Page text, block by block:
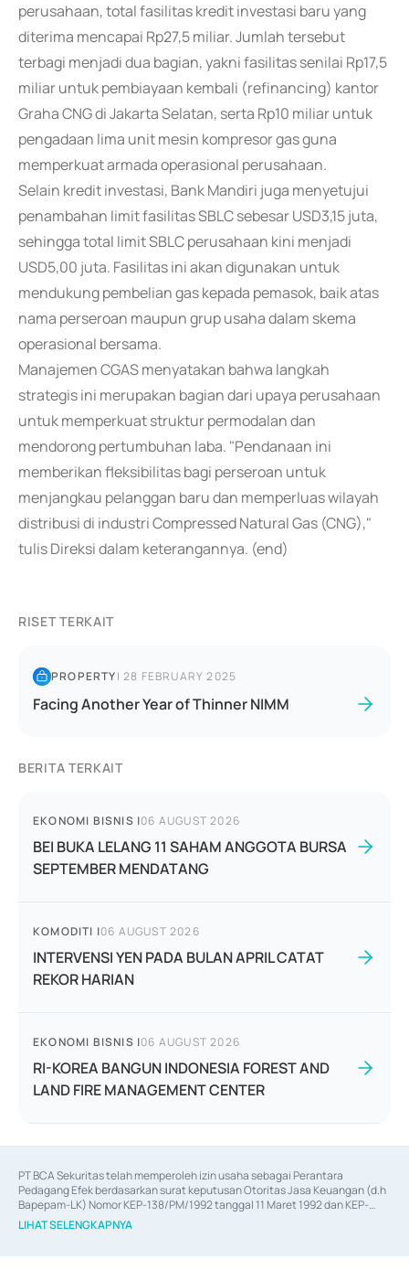
perusahaan, total fasilitas kredit investasi baru yang
diterima mencapai Rp27,5 miliar. Jumlah tersebut
terbagi menjadi dua bagian, yakni fasilitas senilai Rp17,5
miliar untuk pembiayaan kembali (refinancing) kantor
Graha CNG di Jakarta Selatan, serta Rp10 miliar untuk
pengadaan lima unit mesin kompresor gas guna
memperkuat armada operasional perusahaan.
Selain kredit investasi, Bank Mandiri juga menyetujui
penambahan limit fasilitas SBLC sebesar USD3,15 juta,
sehingga total limit SBLC perusahaan kini menjadi
USD5,00 juta. Fasilitas ini akan digunakan untuk
mendukung pembelian gas kepada pemasok, baik atas
nama perseroan maupun grup usaha dalam skema
operasional bersama.
Manajemen CGAS menyatakan bahwa langkah
strategis ini merupakan bagian dari upaya perusahaan
untuk memperkuat struktur permodalan dan
mendorong pertumbuhan laba. "Pendanaan ini
memberikan fleksibilitas bagi perseroan untuk
menjangkau pelanggan baru dan memperluas wilayah
distribusi di industri Compressed Natural Gas (CNG),"
tulis Direksi dalam keterangannya. (end)
RISET TERKAIT
PROPERTY|28 FEBRUARY 2025
Facing Another Year of Thinner NIMM
BERITA TERKAIT
EKONOMI BISNIS |06 AUGUST 2026
BEI BUKA LELANG 11 SAHAM ANGGOTA BURSA
SEPTEMBER MENDATANG
KOMODITI |06 AUGUST 2026
INTERVENSI YEN PADA BULAN APRIL CATAT
REKOR HARIAN
EKONOMI BISNIS |06 AUGUST 2026
RI-KOREA BANGUN INDONESIA FOREST AND
LAND FIRE MANAGEMENT CENTER
PT BCA Sekuritas telah memperoleh izin usaha sebagai Perantara
Pedagang Efek berdasarkan surat keputusan Otoritas Jasa Keuangan (d.h
Bapepam-LK) Nomor KEP-138/PM/1992 tanggal 11 Maret 1992 dan KEP-
06/D.04/2014 tanggal 28 Februari 2014, izin usaha sebagai Penjamin Emisi
Efek berdasarkan surat keputusan Otoritas Jasa Keuangan Nomor KEP-
LIHAT SELENGKAPNYA